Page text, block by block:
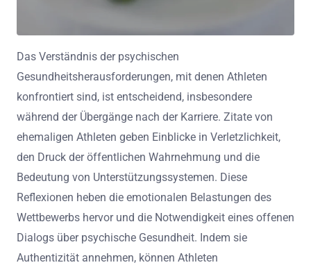
Das Verständnis der psychischen
Gesundheitsherausforderungen, mit denen Athleten
konfrontiert sind, ist entscheidend, insbesondere
während der Übergänge nach der Karriere. Zitate von
ehemaligen Athleten geben Einblicke in Verletzlichkeit,
den Druck der öffentlichen Wahrnehmung und die
Bedeutung von Unterstützungssystemen. Diese
Reflexionen heben die emotionalen Belastungen des
Wettbewerbs hervor und die Notwendigkeit eines offenen
Dialogs über psychische Gesundheit. Indem sie
Authentizität annehmen, können Athleten